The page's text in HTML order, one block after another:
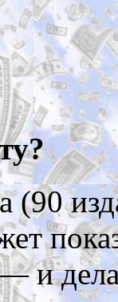
(90
и